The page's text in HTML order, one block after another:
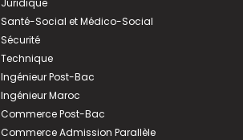
Juridique
Santé-Social et Médico-Social
Sécurité
Technique
Ingénieur Post-Bac
Ingénieur Maroc
Commerce Post-Bac
Commerce Admission Parallèle